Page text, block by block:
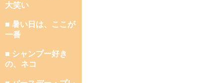
大笑い
■ 暑い日は、ここが
一番
■ シャンプー好き
の、ネコ